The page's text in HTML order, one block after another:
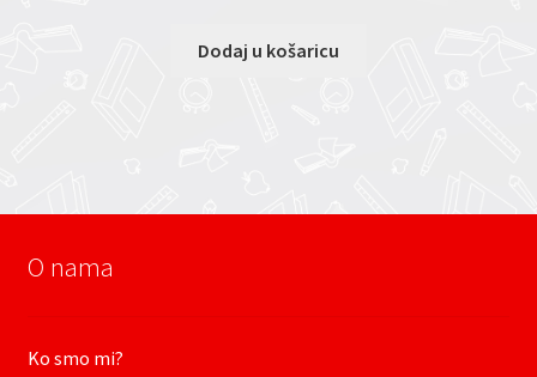
Dodaj u košaricu
O nama
Ko smo mi?